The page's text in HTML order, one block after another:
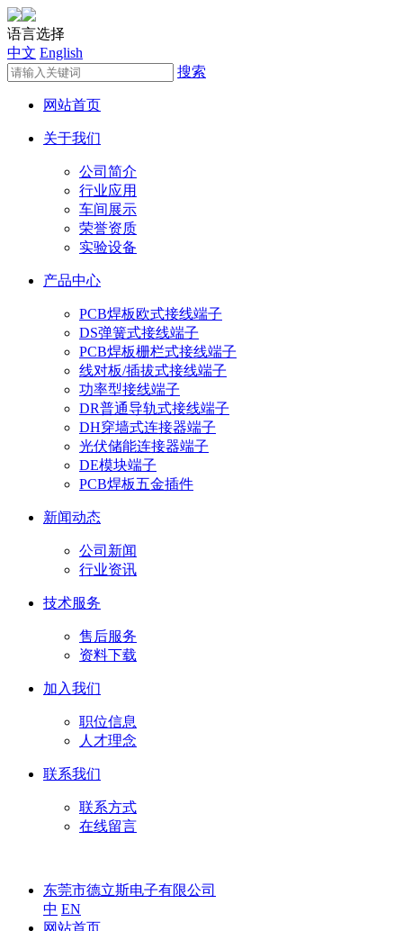
语言选择
中文 English
搜索
网站首页
关于我们
公司简介
行业应用
车间展示
荣誉资质
实验设备
产品中心
PCB焊板欧式接线端子
DS弹簧式接线端子
PCB焊板栅栏式接线端子
线对板/插拔式接线端子
功率型接线端子
DR普通导轨式接线端子
DH穿墙式连接器端子
光伏储能连接器端子
DE模块端子
PCB焊板五金插件
新闻动态
公司新闻
行业资讯
技术服务
售后服务
资料下载
加入我们
职位信息
人才理念
联系我们
联系方式
在线留言
东莞市德立斯电子有限公司
中 EN
网站首页